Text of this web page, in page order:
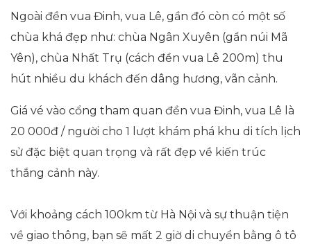
Ngoài đền vua Đinh, vua Lê, gần đó còn có một số
chùa khá đẹp như: chùa Ngân Xuyên (gần núi Mã
Yên), chùa Nhất Trụ (cách đền vua Lê 200m) thu
hút nhiều du khách đến dâng hương, vãn cảnh.
Giá vé vào cổng tham quan đền vua Đinh, vua Lê là
20 000đ / người cho 1 lượt khám phá khu di tích lịch
sử đặc biệt quan trọng và rất đẹp về kiến trúc
thắng cảnh này.
Với khoảng cách 100km từ Hà Nội và sự thuận tiện
về giao thông, bạn sẽ mất 2 giờ di chuyển bằng ô tô